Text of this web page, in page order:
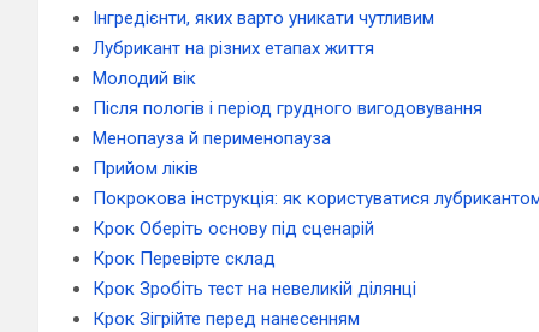
Інгредієнти, яких варто уникати чутливим
Лубрикант на різних етапах життя
Молодий вік
Після пологів і період грудного вигодовування
Менопауза й перименопауза
Прийом ліків
Покрокова інструкція: як користуватися
Крок Оберіть основу під сценарій
Крок Перевірте склад
Крок Зробіть тест на невеликій ділянці
Крок Зігрійте перед нанесенням